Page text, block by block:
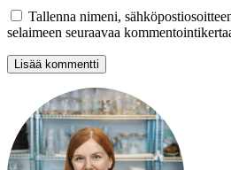
Tallenna nimeni,
selaimeen seuraavaa